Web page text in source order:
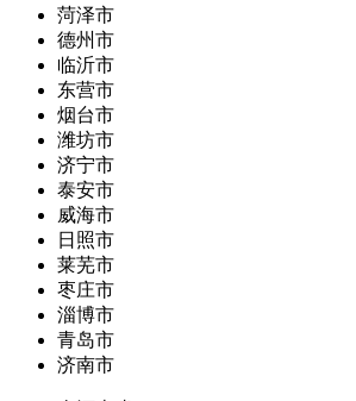
菏泽市
德州市
临沂市
东营市
烟台市
潍坊市
济宁市
泰安市
威海市
日照市
莱芜市
枣庄市
淄博市
青岛市
济南市